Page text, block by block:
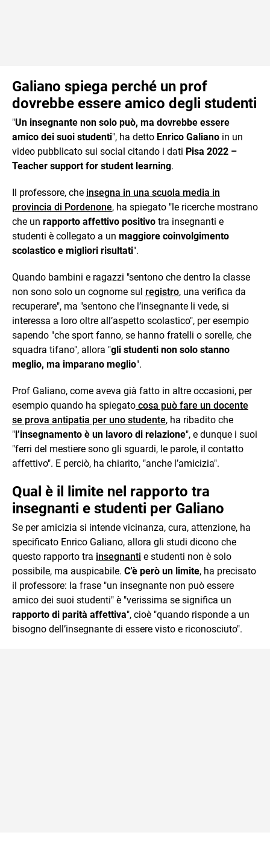
Galiano spiega perché un prof
dovrebbe essere amico degli studenti
"Un insegnante non solo può, ma dovrebbe essere
amico dei suoi studenti", ha detto Enrico Galiano in un
video pubblicato sui social citando i dati Pisa 2022 –
Teacher support for student learning.
Il professore, che insegna in una scuola media in
provincia di Pordenone, ha spiegato "le ricerche mostrano
che un rapporto affettivo positivo tra insegnanti e
studenti è collegato a un maggiore coinvolgimento
scolastico e migliori risultati".
Quando bambini e ragazzi "sentono che dentro la classe
non sono solo un cognome sul registro, una verifica da
recuperare", ma "sentono che l’insegnante li vede, si
interessa a loro oltre all’aspetto scolastico", per esempio
sapendo "che sport fanno, se hanno fratelli o sorelle, che
squadra tifano", allora "gli studenti non solo stanno
meglio, ma imparano meglio".
Prof Galiano, come aveva già fatto in altre occasioni, per
esempio quando ha spiegato cosa può fare un docente
se prova antipatia per uno studente, ha ribadito che
"l’insegnamento è un lavoro di relazione", e dunque i suoi
"ferri del mestiere sono gli sguardi, le parole, il contatto
affettivo". E perciò, ha chiarito, "anche l’amicizia".
Qual è il limite nel rapporto tra
insegnanti e studenti per Galiano
Se per amicizia si intende vicinanza, cura, attenzione, ha
specificato Enrico Galiano, allora gli studi dicono che
questo rapporto tra insegnanti e studenti non è solo
possibile, ma auspicabile. C’è però un limite, ha precisato
il professore: la frase "un insegnante non può essere
amico dei suoi studenti" è "verissima se significa un
rapporto di parità affettiva", cioè "quando risponde a un
bisogno dell’insegnante di essere visto e riconosciuto".